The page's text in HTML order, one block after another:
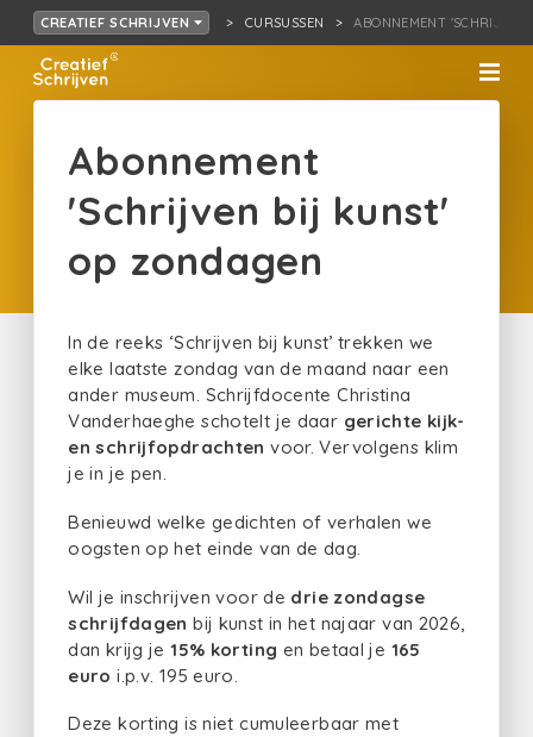
CREATIEF SCHRIJVEN CURSUSSEN ABONNEMENT 'SCHRIJV…J
Abonnement
'Schrijven bij kunst'
op zondagen
In de reeks ‘Schrijven bij kunst’ trekken we
elke laatste zondag van de maand naar een
ander museum. Schrijfdocente Christina
Vanderhaeghe schotelt je daar gerichte kijk-
en schrijfopdrachten voor. Vervolgens klim
je in je pen.
Benieuwd welke gedichten of verhalen we
oogsten op het einde van de dag.
Wil je inschrijven voor de drie zondagse
schrijfdagen bij kunst in het najaar van 2026,
dan krijg je15% korting en betaal je 165
euro i.p.v. 195 euro.
Deze korting is niet cumuleerbaar met